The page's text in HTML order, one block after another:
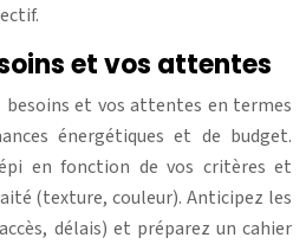
et vos attentes
besoins et vos attentes en termes
énergétiques et de budget.
en fonction de vos critères et
(texture, couleur). Anticipez les
délais) et préparez un cahier